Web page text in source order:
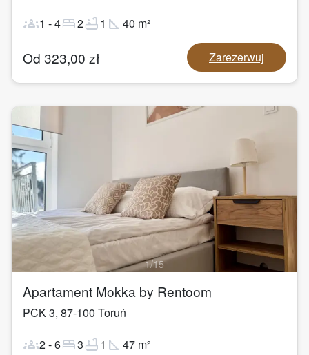
groups1 -4bed2bathtub1 square_foot 40 m²
Od 323,00 zł Zarezerwuj
1/15
Apartament Mokka by Rentoom
PCK 3, 87-100 Toruń
groups2-6bed3bathtub1 square_foot 47 m²